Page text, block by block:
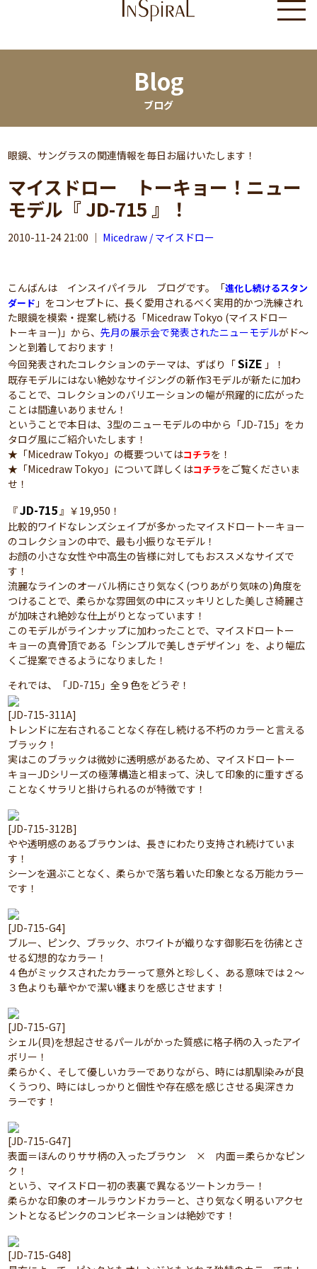
Blog
ブログ
眼鏡、サングラスの関連情報を毎日お届けいたします！
マイスドロー トーキョー！ニュー
モデル『 JD-715 』！
2010-11-24 21:00 ｜ Micedraw / マイスドロー
こんばんは インスイパイラル ブログです。「進化し続けるスタン
ダード 」をコンセプトに、長く愛用されるべく実用的かつ洗練され
た眼鏡を模索・提案し続ける「Micedraw Tokyo (マイスドロー
トーキョー)」から、先月の展示会で発表されたニューモデルがド～
ンと到着しております！
今回発表されたコレクションのテーマは、ずばり「SiZE 」！
既存モデルにはない絶妙なサイジングの新作3モデルが新たに加わ
ることで、コレクションのバリエーションの幅が飛躍的に広がった
ことは間違いありません！
ということで本日は、3型のニューモデルの中から「JD-715」をカ
タログ風にご紹介いたします！
★「Micedraw Tokyo」の概要ついてはコチラを！
★「Micedraw Tokyo」について詳しくはコチラをご覧くださいま
せ！
『JD-715』￥19,950！
比較的ワイドなレンズシェイプが多かったマイスドロートーキョー
のコレクションの中で、最も小振りなモデル！
お顔の小さな女性や中高生の皆様に対してもおススメなサイズで
す！
流麗なラインのオーバル柄にさり気なく(つりあがり気味の)角度を
つけることで、柔らかな雰囲気の中にスッキリとした美しさ綺麗さ
が加味され絶妙な仕上がりとなっています！
このモデルがラインナップに加わったことで、マイスドロートー
キョーの真骨頂である「シンプルで美しきデザイン」を、より幅広
くご提案できるようになりました！
それでは、「JD-715」全９色をどうぞ！
[JD-715-311A]
トレンドに左右されることなく存在し続ける不朽のカラーと言える
ブラック！
実はこのブラックは微妙に透明感があるため、マイスドロートー
キョーJDシリーズの極薄構造と相まって、決して印象的に重すぎる
ことなくサラリと掛けられるのが特徴です！
[JD-715-312B]
やや透明感のあるブラウンは、長きにわたり支持され続けていま
す！
シーンを選ぶことなく、柔らかで落ち着いた印象となる万能カラー
です！
[JD-715-G4]
ブルー、ピンク、ブラック、ホワイトが織りなす御影石を彷彿とさ
せる幻想的なカラー！
４色がミックスされたカラーって意外と珍しく、ある意味では２～
３色よりも華やかで潔い纏まりを感じさせます！
[JD-715-G7]
シェル(貝)を想起させるパールがかった質感に格子柄の入ったアイ
ボリー！
柔らかく、そして優しいカラーでありながら、時には肌馴染みが良
くうつり、時にはしっかりと個性や存在感を感じさせる奥深きカ
ラーです！
[JD-715-G47]
表面＝ほんのりササ柄の入ったブラウン × 内面＝柔らかなピン
ク！
という、マイスドロー初の表裏で異なるツートンカラー！
柔らかな印象のオールラウンドカラーと、さり気なく明るいアクセ
ントとなるピンクのコンビネーションは絶妙です！
[JD-715-G48]